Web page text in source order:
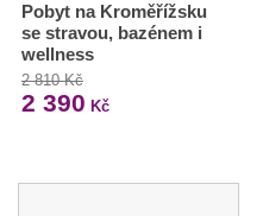
Pobyt na Kroměřížsku
se stravou, bazénem i
wellness
2 810 Kč
2 390 Kč